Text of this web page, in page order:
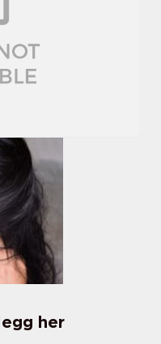
her